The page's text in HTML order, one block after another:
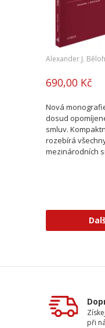
Alexander J.
690,00 Kč
Nová
dosud
smluv.
rozebírá
mezinárodních
při